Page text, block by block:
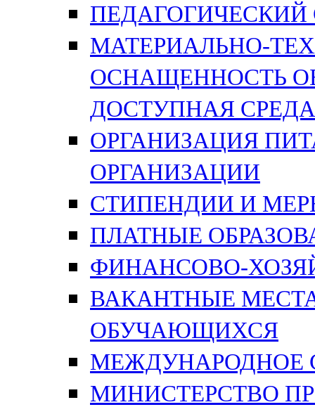
ПЕДАГОГИЧЕСКИЙ
МАТЕРИАЛЬНО-
ОСНАЩЕННОСТЬ
ДОСТУПНАЯ СРЕДА
ОРГАНИЗАЦИЯ
ОРГАНИЗАЦИИ
СТИПЕНДИИ И
ПЛАТНЫЕ
ФИНАНСОВО-
ВАКАНТНЫЕ
ОБУЧАЮЩИХСЯ
МЕЖДУНАРОДНОЕ
МИНИСТЕРСТВО